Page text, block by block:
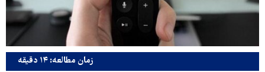
زمان مطالعه: ۱۴ دقیقه